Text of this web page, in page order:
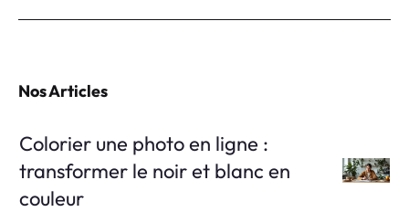
Nos Articles
Colorier une photo en ligne :
transformer le noir et blanc en
couleur